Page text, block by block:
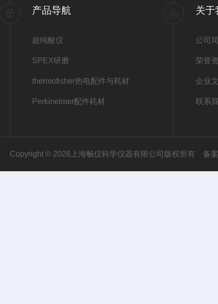
产品导航
超纯酸仪
SPEX研磨
thermofisher热电配件与耗材
Perkinelmer配件耗材
关于
公司
荣誉
企业
联系
Copyright © 2026上海畅仪科学仪器有限公司版权所有 备